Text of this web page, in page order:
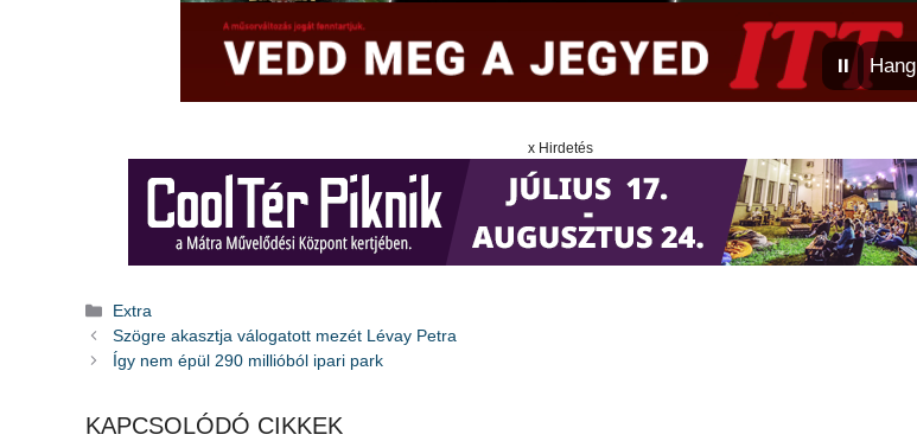
⏸ Hang
x Hirdetés
Kategória
Extra
Szögre akasztja válogatott mezét Lévay Petra
Így nem épül 290 millióból ipari park
KAPCSOLÓDÓ CIKKEK